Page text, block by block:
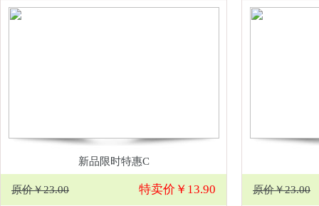
新品限时特惠C
原价￥23.00 特卖价￥13.90 原价￥23.00